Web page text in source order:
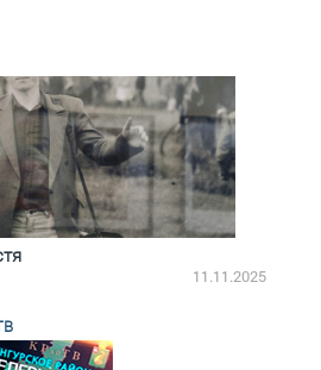
11.11.2025